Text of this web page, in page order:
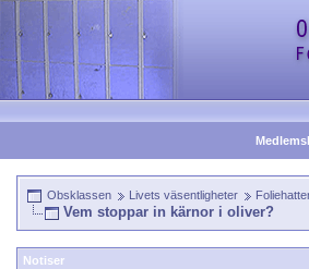
Obsklassen Livets väsentligheter
Vem stoppar in kärnor i oliver?
Notiser